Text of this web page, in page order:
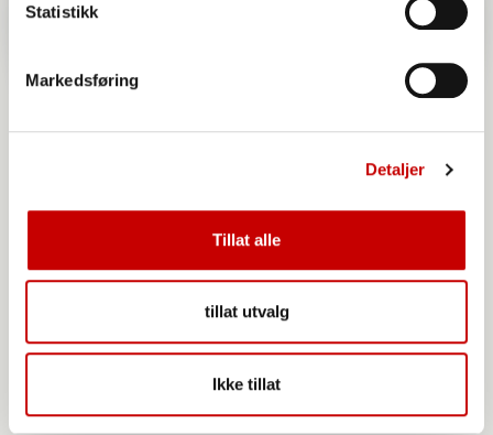
Statistikk
Markedsføring
Detaljer
Tillat alle
tillat utvalg
Ikke tillat
Norgesmøllene Vafler